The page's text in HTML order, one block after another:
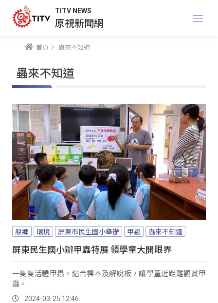
TITV NEWS
原視新聞網
首頁 蟲來不知道
蟲來不知道
原鄉 環境 屏東市民生國小舉辦 甲蟲 蟲來不知道
屏東民生國小辦甲蟲特展 領學童大開眼界
一隻隻活體甲蟲，結合標本及解說板，讓學童近距離觀賞甲
蟲。
2024-03-25 12:46